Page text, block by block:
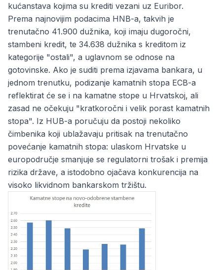
kućanstava kojima su krediti vezani uz Euribor.
Prema najnovijim podacima HNB-a, takvih je
trenutačno 41.900 dužnika, koji imaju dugoročni,
stambeni kredit, te 34.638 dužnika s kreditom iz
kategorije "ostali", a uglavnom se odnose na
gotovinske. Ako je suditi prema izjavama bankara, u
jednom trenutku, podizanje kamatnih stopa ECB-a
reflektirat će se i na kamatne stope u Hrvatskoj, ali
zasad ne očekuju "kratkoročni i velik porast kamatnih
stopa". Iz HUB-a poručuju da postoji nekoliko
čimbenika koji ublažavaju pritisak na trenutačno
povećanje kamatnih stopa: ulaskom Hrvatske u
europodručje smanjuje se regulatorni trošak i premija
rizika države, a istodobno ojačava konkurencija na
visoko likvidnom bankarskom tržištu.